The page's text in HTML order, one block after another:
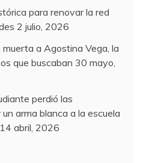
para renovar la red
2 julio, 2026
a Agostina Vega, la
que buscaban 30 mayo,
perdió las
un arma blanca a la escuela
14 abril, 2026